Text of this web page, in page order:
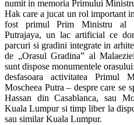
numit in memoria Primului
Hak care a jucat un rol important
fost primul Prim Ministru al
Putrajaya, un lac artificial ce
parcuri si gradini integrate in
de „Orasul Gradina” al
sunt dispose monumentele
desfasoara activitatea Primul
Moscheea Putra – despre care se
Hassan din Casablanca, sau
Kuala Lumpur si timp liber la
sau similar Kuala Lumpur.